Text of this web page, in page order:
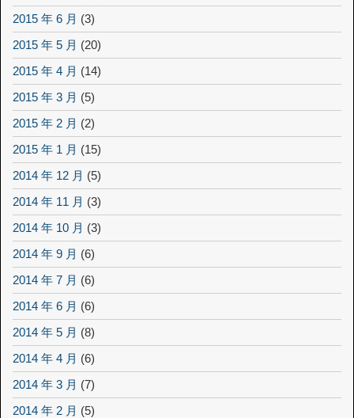
2015 年 6 月 (3)
2015 年 5 月 (20)
2015 年 4 月 (14)
2015 年 3 月 (5)
2015 年 2 月 (2)
2015 年 1 月 (15)
2014 年 12 月 (5)
2014 年 11 月 (3)
2014 年 10 月 (3)
2014 年 9 月 (6)
2014 年 7 月 (6)
2014 年 6 月 (6)
2014 年 5 月 (8)
2014 年 4 月 (6)
2014 年 3 月 (7)
2014 年 2 月 (5)